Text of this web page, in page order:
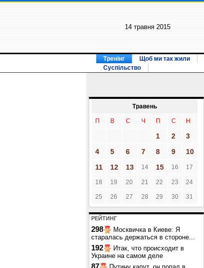
14 травня 2015
Тренінг Щоб ми так жили
Суспільство
Травень
П В С Ч П С Н
1 2
3
4
5 6 7 8 9
10
11
12 13 14 15 16 17
18 19 20 21 22 23 24
25 26 27 28 29 30 31
РЕЙТИНГ
298
Москвичка в Киеве: Я
старалась держаться в стороне...
192
Итак, что происходит в
Украине на самом деле